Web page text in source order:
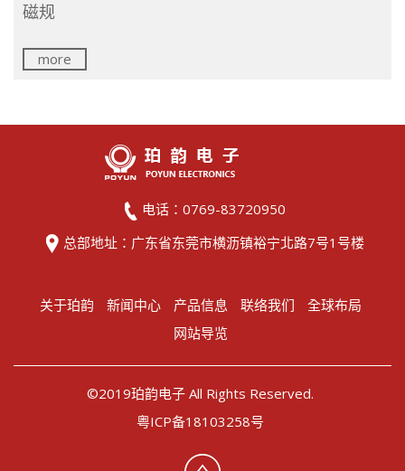
磁规
more
电话：0769-83720950
总部地址：广东省东莞市横沥镇裕宁北路7号1号楼
关于珀韵 新闻中心 产品信息 联络我们
全球布局
网站导览
©2019珀韵电子 All Rights Reserved.
粤ICP备18103258号